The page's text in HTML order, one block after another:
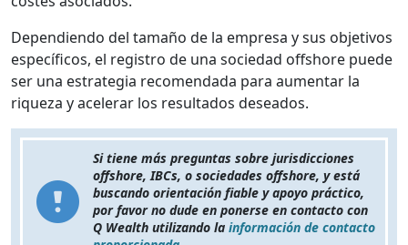
Dependiendo del tamaño de la empresa y sus objetivos
específicos, el registro de una sociedad offshore puede
ser una estrategia recomendada para aumentar la
riqueza y acelerar los resultados deseados.
Si tiene más preguntas sobre jurisdicciones
offshore, IBCs, o sociedades offshore, y está
buscando orientación fiable y apoyo práctico,
por favor no dude en ponerse en contacto con
Q Wealth utilizando la información de contacto